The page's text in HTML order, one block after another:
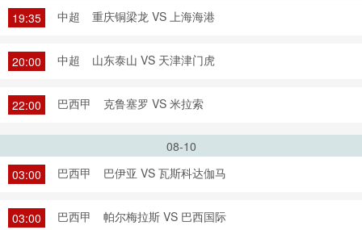
19:35 中超 重庆铜梁龙 VS 上海海港
20:00 中超 山东泰山 VS 天津津门虎
22:00 巴西甲 克鲁塞罗 VS 米拉索
08-10
03:00
巴西甲 巴伊亚 VS 瓦斯科达伽马
03:00 巴西甲 帕尔梅拉斯 VS 巴西国际